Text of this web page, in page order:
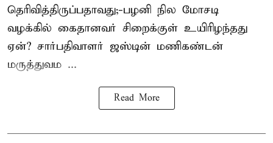
தெரிவித்திருப்பதாவது;-பழனி நில மோசடி
வழக்கில் கைதானவர் சிறைக்குள் உயிரிழந்தது
ஏன்? சார்பதிவாளர் ஜஸ்டின் மணிகண்டன்
மருத்துவம ...
Read More